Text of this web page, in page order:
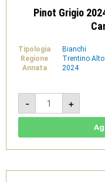
Pinot Grigio
Tipologia
Bianchi
Regione
Trentino
Annata
2024
-
Pinot
Grigio
2024
-
DOC
di
+